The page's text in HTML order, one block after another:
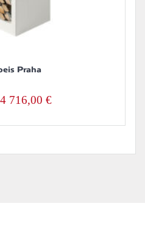
Praha
Alkuperäinen
4 716,00 €Nykyinen
4